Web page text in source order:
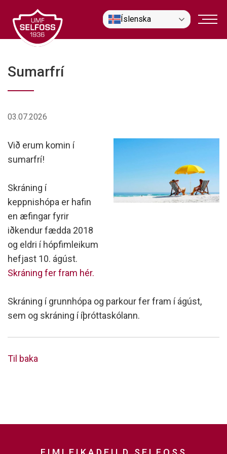
efni
Íslenska
Sumarfrí
03.07.2026
Við erum komin í
sumarfrí!
Skráning í
keppnishópa er hafin
en æfingar fyrir
iðkendur fædda 2018
og eldri í hópfimleikum
hefjast 10. ágúst.
Skráning fer fram hér.
Skráning í grunnhópa og parkour fer fram í ágúst,
sem og skráning í íþróttaskólann.
Til baka